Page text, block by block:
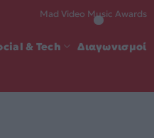
Mad Video Music Awards
& Tech Διαγωνισμοί